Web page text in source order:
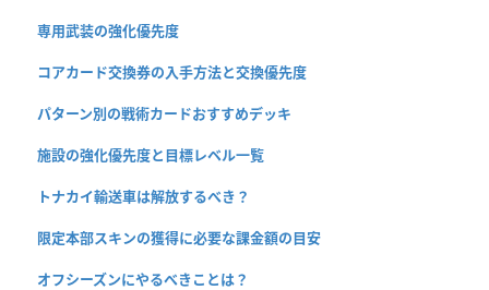
専用武装の強化優先度
コアカード交換券の入手方法と交換優先度
パターン別の戦術カードおすすめデッキ
施設の強化優先度と目標レベル一覧
トナカイ輸送車は解放するべき？
限定本部スキンの獲得に必要な課金額の目安
オフシーズンにやるべきことは？